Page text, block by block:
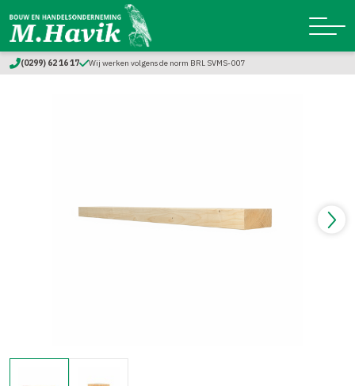
(0299) 62 16 17 Wij werken volgens de norm BRL SVMS-007